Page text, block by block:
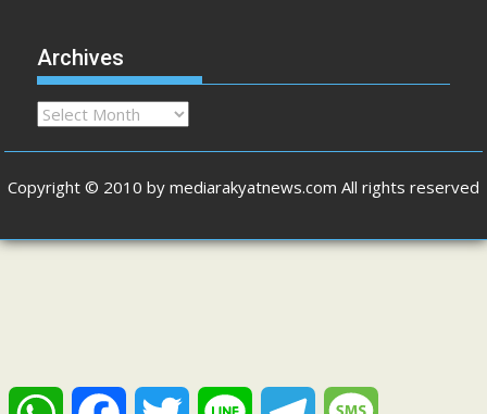
Archives
Archives
Copyright © 2010 by mediarakyatnews.com All rights reserved
W
T
T